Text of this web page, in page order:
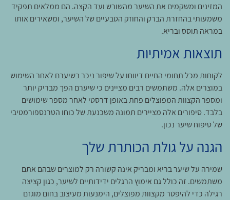
המזינים ומשקמים את השיער מהשורש ועד הקצה. הם ממלאים תפקיד
משמעותי בהחזרת הברק והחוזק הטבעיים של השיער, ומשאירים אותו
במראה תוסס ובריא.
תוצאות אמיתיות
לקוחות מכל תחומי החיים דיווחו על שיפור ניכר בשיערם לאחר השימוש
במוצרים אלה. משתמשים רבים מציינים כי שיערם הפך מבריק יותר
ומספר הקצוות המפוצלים פחת באופן דרסטי לאחר מספר שימושים
בלבד. סיפורים אלה מציירים תמונה משכנעת של כוחו הטרנספורמטיבי
של טיפוח שיער נכון.
הגנה על גולת הכותרת שלך
שמירה על שיער בריא ומבריק אינה קשורה רק למוצרים שבהם אתם
משתמשים. זה כולל גם אימוץ הרגלים ידידותיים לשיער, כגון קציצה
רגילה כדי להיפטר מקצוות מפוצלים, הימנעות מעיצוב בחום מוגזם